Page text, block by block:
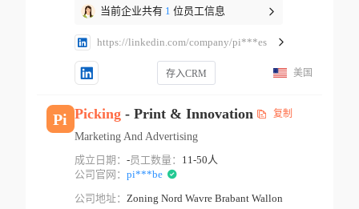
当前企业共有 1 位员工信息
https://linkedin.com/company/pi***es
存入CRM 美国
Pi Picking- Print & Innovation 复制
Marketing And Advertising
成立日期： -员工数量： 11-50人
公司官网： pi***be
公司地址： Zoning Nord Wavre Brabant Wallon